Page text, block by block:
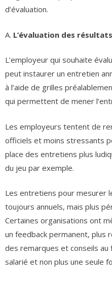
d’évaluation.
A. L’évaluation des résultats
L’employeur qui souhaite
peut instaurer un entretien
à l’aide de grilles
qui permettent de mener
Les employeurs tentent de
officiels et moins stressants
place des entretiens plus
du jeu par exemple.
Les entretiens pour mesurer
toujours annuels, mais plus
Certaines organisations ont
un feedback permanent, plus
des remarques et conseils au
salarié et non plus une seule